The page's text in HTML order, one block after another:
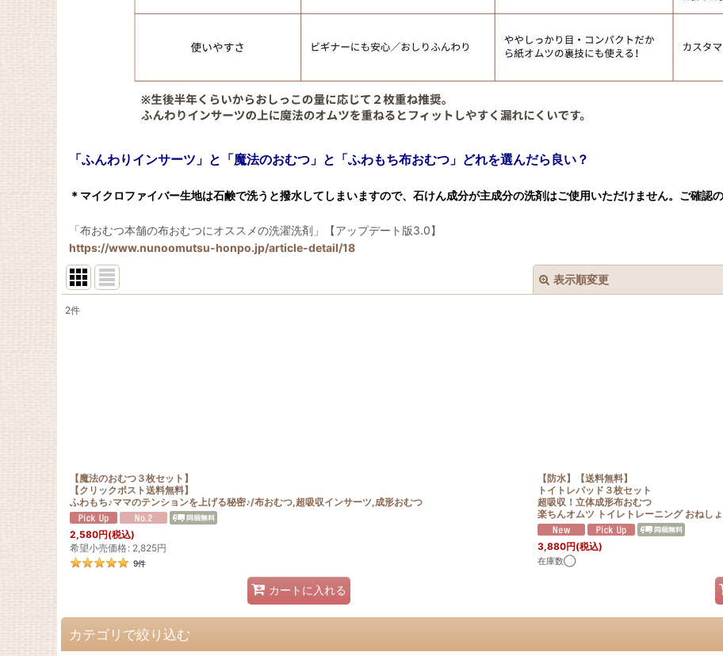
「ふんわりインサーツ」と「魔法のおむつ」と「ふわもち布おむつ」どれを選んだら良い？
＊マイクロファイバー生地は石鹸で洗うと撥水してしまいますので、石けん成分が主成分の洗剤はご使用いただけません。ご確認
「布おむつ本舗の布おむつにオススメの洗濯洗剤」【アップデート版3.0】
https://www.nunoomutsu-honpo.jp/article-detail/18
表示順変更
絞り込む
2件
【魔法のおむつ３枚セット】
【クリックポスト送料無料】
ふわもち♪ママのテンションを上げる秘密♪/布おむつ,超吸収インサーツ,成形おむつ
2,580円(税込)
希望小売価格: 2,825円
9件
カートに入れる
【防水】【送料無料】
トイトレパッド３枚セット
超吸収！立体成形布おむつ
楽ちんオムツ トイレトレーニング おねし
3,880円(税込)
在庫数◯
カテゴリで絞り込む